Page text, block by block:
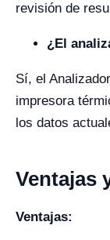
revisión de
¿El
Sí, el
impresora
los datos
Ventajas
Ventajas: